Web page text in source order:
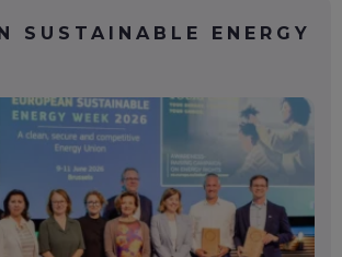
SUSTAINABLE ENERGY